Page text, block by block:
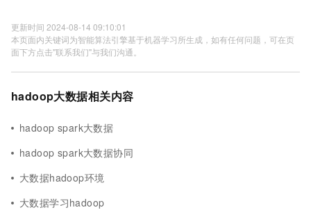
更新时间 2024-08-14 09:10:01
本页面内关键词为智能算法引擎基于机器学习所生成，如有任何问题，可在页
面下方点击"联系我们"与我们沟通。
hadoop大数据相关内容
hadoop spark大数据
hadoop spark大数据协同
大数据hadoop环境
大数据学习hadoop